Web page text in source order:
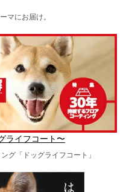
マにお届け。
ライフコート〜
グ「ドッグライフコート」